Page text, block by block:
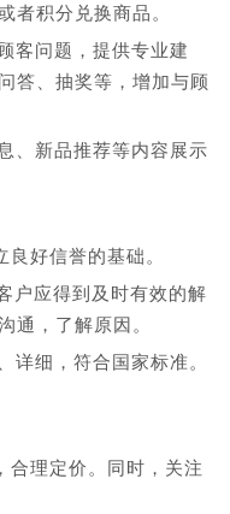
者积分兑换商品。
客问题，提供专业建
答、抽奖等，增加与顾
、新品推荐等内容展示
好信誉的基础。
户应得到及时有效的解
通，了解原因。
详细，符合国家标准。
合理定价。同时，关注